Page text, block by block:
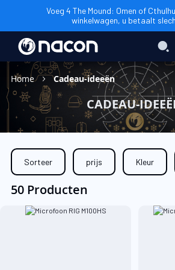
Voeg 4 The Mound: Omen of
winkelwagen, u betaalt
Home Cadeau-ideeën
CADEAU-
Sorteer prijs Kleur
50 Producten